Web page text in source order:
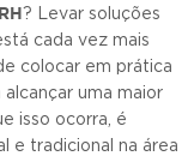
? Levar soluções
cada vez mais
colocar em prática
uma maior
isso ocorra, é
e tradicional na área